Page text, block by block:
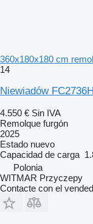
360x180x180 cm
14
Niewiadów
4.550 € Sin IVA
Remolque furgón
2025
Estado nuevo
Capacidad de carga
Polonia
WITMAR Przyczepy
Contacte con el